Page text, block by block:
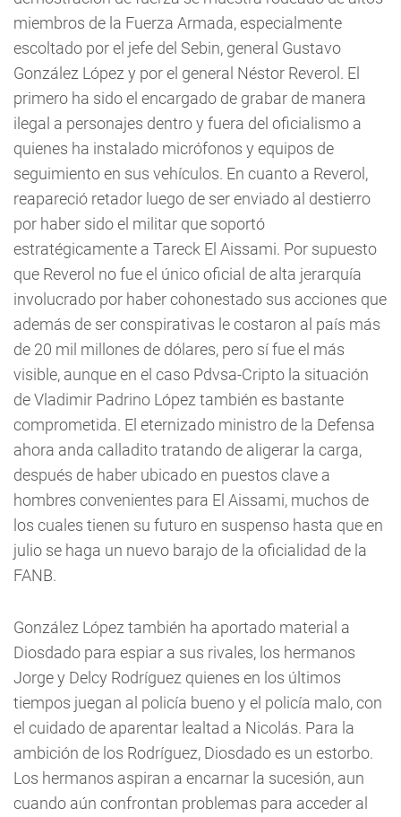
miembros de la Fuerza Armada, especialmente
escoltado por el jefe del Sebin, general Gustavo
González López y por el general Néstor Reverol. El
primero ha sido el encargado de grabar de manera
ilegal a personajes dentro y fuera del oficialismo a
quienes ha instalado micrófonos y equipos de
seguimiento en sus vehículos. En cuanto a Reverol,
reapareció retador luego de ser enviado al destierro
por haber sido el militar que soportó
estratégicamente a Tareck El Aissami. Por supuesto
que Reverol no fue el único oficial de alta jerarquía
involucrado por haber cohonestado sus acciones que
además de ser conspirativas le costaron al país más
de 20 mil millones de dólares, pero sí fue el más
visible, aunque en el caso Pdvsa-Cripto la situación
de Vladimir Padrino López también es bastante
comprometida. El eternizado ministro de la Defensa
ahora anda calladito tratando de aligerar la carga,
después de haber ubicado en puestos clave a
hombres convenientes para El Aissami, muchos de
los cuales tienen su futuro en suspenso hasta que en
julio se haga un nuevo barajo de la oficialidad de la
FANB.
González López también ha aportado material a
Diosdado para espiar a sus rivales, los hermanos
Jorge y Delcy Rodríguez quienes en los últimos
tiempos juegan al policía bueno y el policía malo, con
el cuidado de aparentar lealtad a Nicolás. Para la
ambición de los Rodríguez, Diosdado es un estorbo.
Los hermanos aspiran a encarnar la sucesión, aun
cuando aún confrontan problemas para acceder al